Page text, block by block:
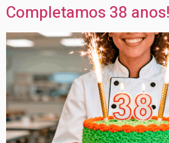
Completamos 38 anos!